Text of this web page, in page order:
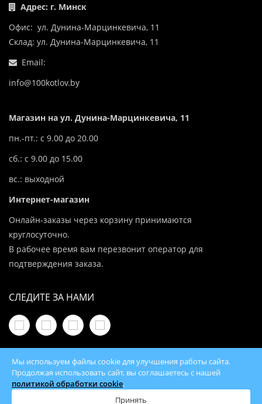
Адрес: г. Минск
Офис: ул. Дунина-Марцинкевича, 11
Склад: ул. Дунина-Марцинкевича, 11
Email:
info@100kotlov.by
Магазин на ул. Дунина-Марцинкевича, 11
пн.-пт.: с 9.00 до 20.00
сб.: с 9.00 до 15.00
вс.: выходной
Интернет-магазин
Онлайн-заказы через корзину принимаются
круглосуточно.
В рабочее время вам перезвонит оператор для
подтверждения заказа.
СЛЕДИТЕ ЗА НАМИ
© 2026 100Kotlov.by — продажа отопительного
оборудования с доставкой по всей Беларуси
Мы используем файлы cookie для улучшения работы сайта.
Продолжая использовать сайт, вы соглашаетесь с нашей
политикой обработки cookie.
Принять